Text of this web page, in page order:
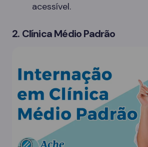
acessível.
2. Clínica Médio Padrão